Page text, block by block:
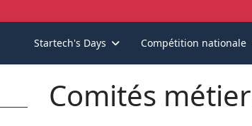
Startech's Days Compétition nationale
Comités